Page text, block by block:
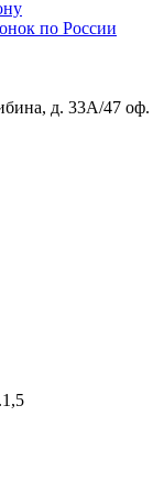
по России
д. 33А/47 оф.